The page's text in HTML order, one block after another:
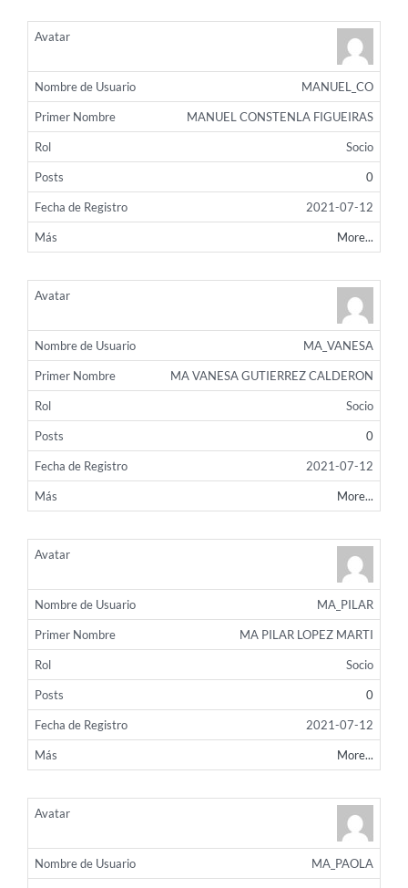
MANUEL_CO
MANUEL CONSTENLA FIGUEIRAS
Socio
0
2021-07-12
More...
MA_VANESA
MA VANESA GUTIERREZ CALDERON
Socio
0
2021-07-12
More...
MA_PILAR
MA PILAR LOPEZ MARTI
Socio
0
2021-07-12
More...
MA_PAOLA